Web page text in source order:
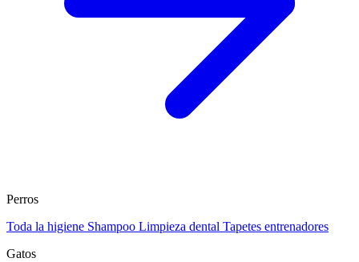
Perros
Toda la higiene Shampoo Limpieza dental Tapetes entrenadores
Gatos